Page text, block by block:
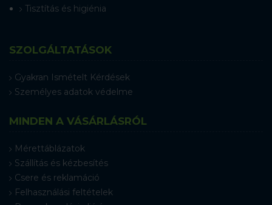
Tisztítás és higiénia
SZOLGÁLTATÁSOK
Gyakran Ismételt Kérdések
Személyes adatok védelme
MINDEN A VÁSÁRLÁSRÓL
Mérettáblázatok
Szállítás és kézbesítés
Csere és reklamáció
Felhasználási feltételek